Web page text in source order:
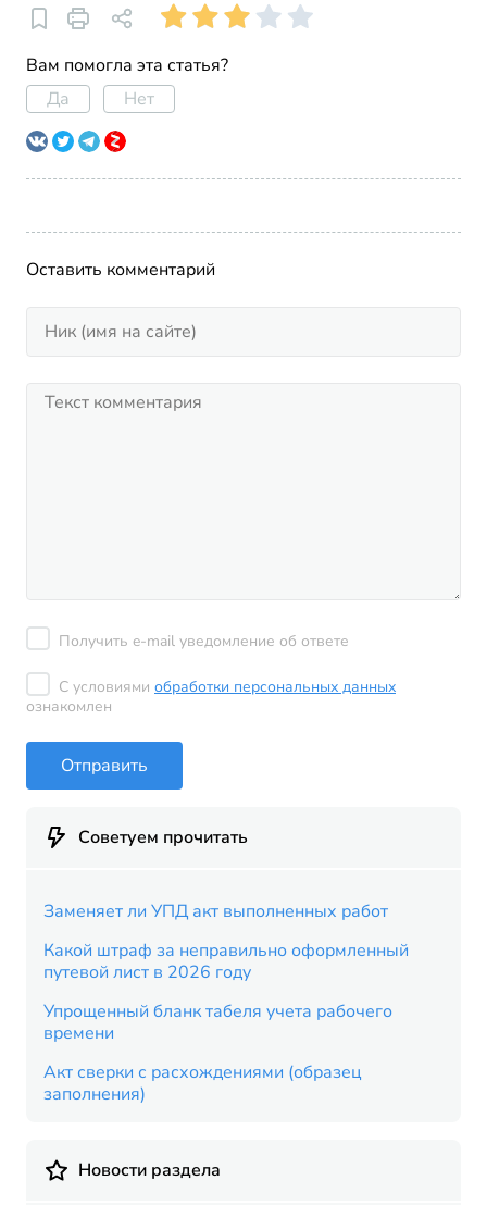
Вам помогла эта статья?
Да
Нет
Оставить комментарий
Получить e-mail уведомление об ответе
С условиями обработки персональных данных
ознакомлен
Отправить
Советуем прочитать
Заменяет ли УПД акт выполненных работ
Какой штраф за неправильно оформленный
путевой лист в 2026 году
Упрощенный бланк табеля учета рабочего
времени
Акт сверки с расхождениями (образец
заполнения)
Новости раздела